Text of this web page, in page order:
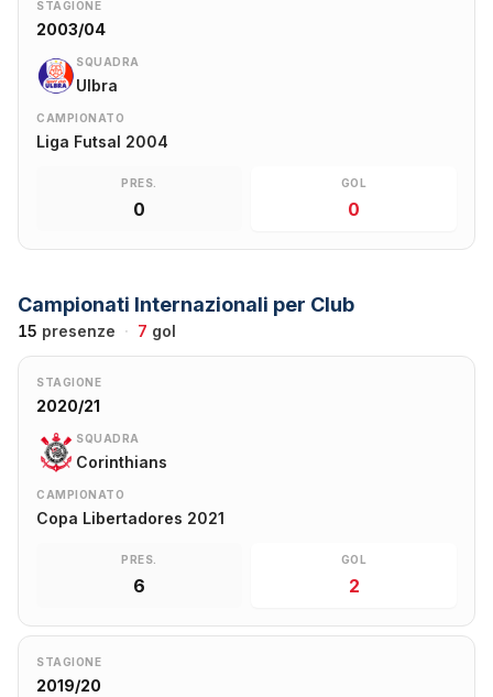
STAGIONE
2003/04
SQUADRA
Ulbra
CAMPIONATO
Liga Futsal 2004
PRES.
0
GOL
0
Campionati Internazionali per Club
15 presenze · 7 gol
STAGIONE
2020/21
SQUADRA
Corinthians
CAMPIONATO
Copa Libertadores 2021
PRES.
6
GOL
2
STAGIONE
2019/20